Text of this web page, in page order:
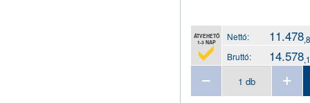
ÁTVEHETŐ
1-3 NAP
Nettó: 11.478
Bruttó: 14.578